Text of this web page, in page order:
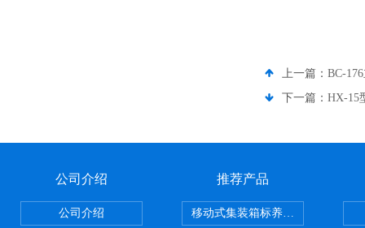
上一篇： BC-
下一篇： HX-15
公司介绍
公司介绍
推荐产品
移动式集装箱标养室 养护室设备